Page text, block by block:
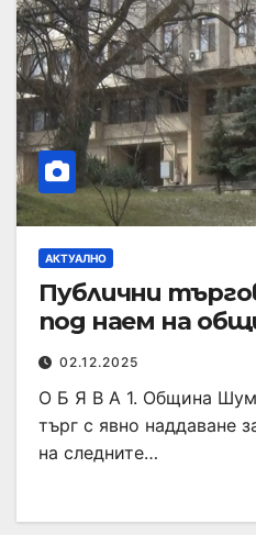
АКТУАЛНО
Публични
под наем на
02.12.2025
О Б Я В А 1. Община
търг с явно наддаване
на следните…